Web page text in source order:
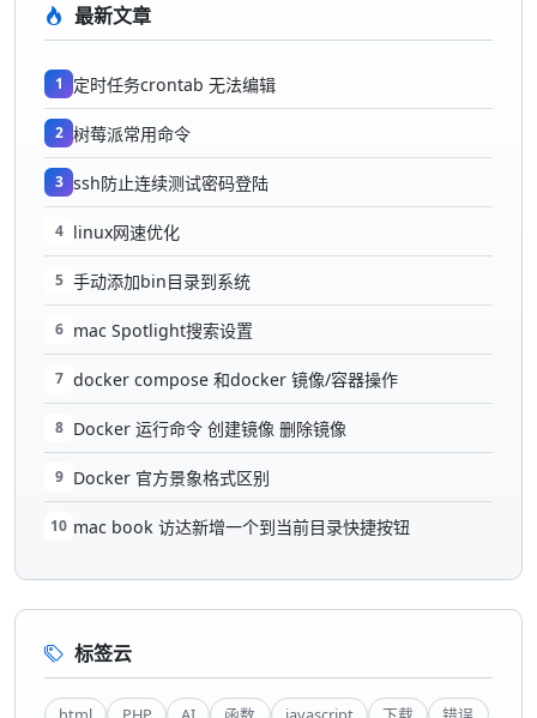
最新文章
1 定时任务crontab 无法编辑
2 树莓派常用命令
3 ssh防止连续测试密码登陆
4 linux网速优化
5 手动添加bin目录到系统
6 mac Spotlight搜索设置
7 docker compose 和docker 镜像/容器操作
8 Docker 运行命令 创建镜像 删除镜像
9 Docker 官方景象格式区别
10 mac book 访达新增一个到当前目录快捷按钮
标签云